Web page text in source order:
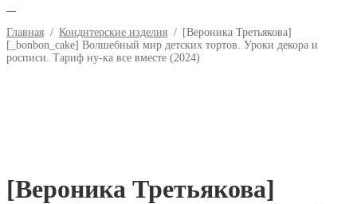
Главная / Кондитерские изделия /
[Вероника Третьякова]
[_bonbon_cake] Волшебный мир детских тортов. Уроки декора и
росписи. Тариф ну-ка все вместе (2024)
[Вероника Третьякова]